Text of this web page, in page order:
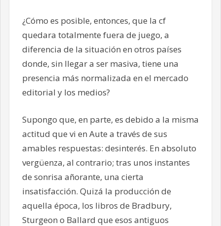
¿Cómo es posible, entonces, que la cf
quedara totalmente fuera de juego, a
diferencia de la situación en otros países
donde, sin llegar a ser masiva, tiene una
presencia más normalizada en el mercado
editorial y los medios?
Supongo que, en parte, es debido a la misma
actitud que vi en Aute a través de sus
amables respuestas: desinterés. En absoluto
vergüenza, al contrario; tras unos instantes
de sonrisa añorante, una cierta
insatisfacción. Quizá la producción de
aquella época, los libros de Bradbury,
Sturgeon o Ballard que esos antiguos